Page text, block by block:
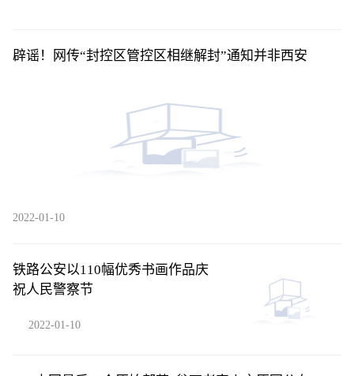
辟谣！网传“封控区管控区相继解封”通知并非西安
2022-01-10
铁路公安以110幅优秀书画作品庆
祝人民警察节
2022-01-10